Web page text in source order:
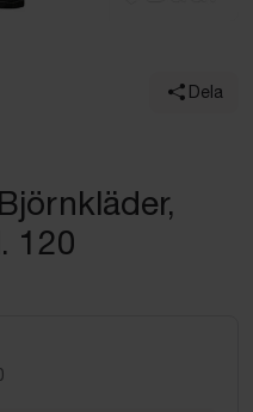
Dela
120